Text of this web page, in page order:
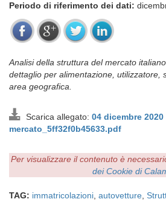
Periodo di riferimento dei dati:
Analisi della struttura del mercato
dettaglio per alimentazione, utilizzatore,
area geografica.
Scarica allegato: 04 dicembre
mercato_5ff32f0b45633.pdf
Per visualizzare il contenuto è
dei Cookie di
TAG: immatricolazioni autovetture